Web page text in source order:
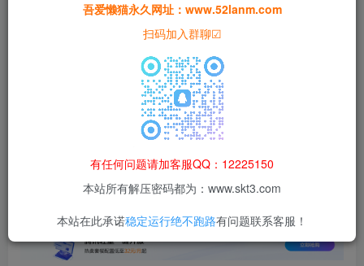
黄金会员猫粮15 钻石会员 免费
本站所有资源均为网络收集整理而来，仅供学习研究使用，请在下
载后24h内删除，谢谢合作！
默认解压密码：www.52lanm.com
本站资源仅用于学习交流，禁止商业运营与违法、侵权
等非法行为；资源下载后请于 24 小时内删除，违规后
吾爱懒猫永久网址：www.52lanm.com
扫码加入群聊☑
有任何问题请加客服QQ：12225150
本站所有解压密码都为：www.skt3.com
本站在此承诺稳定运行绝不跑路有问题联系客服！